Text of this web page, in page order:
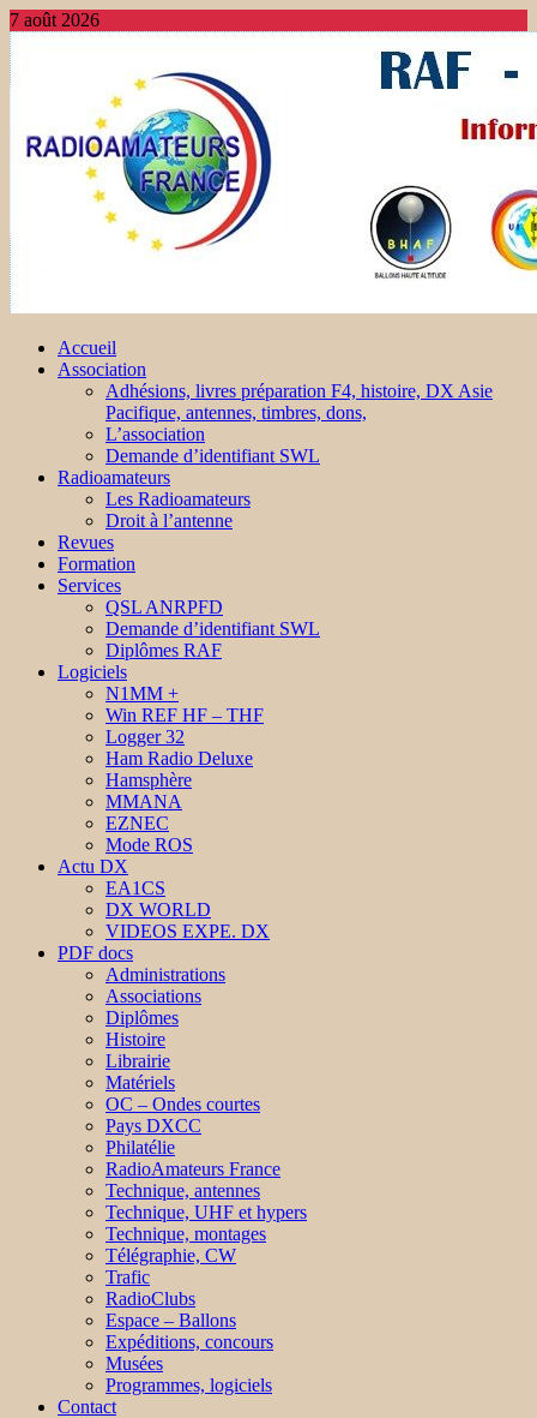
7 août 2026
Accueil
Association
Adhésions, livres préparation F4, histoire, DX Asie
Pacifique, antennes, timbres, dons,
L’association
Demande d’identifiant SWL
Radioamateurs
Les Radioamateurs
Droit à l’antenne
Revues
Formation
Services
QSL ANRPFD
Demande d’identifiant SWL
Diplômes RAF
Logiciels
N1MM +
Win REF HF – THF
Logger 32
Ham Radio Deluxe
Hamsphère
MMANA
EZNEC
Mode ROS
Actu DX
EA1CS
DX WORLD
VIDEOS EXPE. DX
PDF docs
Administrations
Associations
Diplômes
Histoire
Librairie
Matériels
OC – Ondes courtes
Pays DXCC
Philatélie
RadioAmateurs France
Technique, antennes
Technique, UHF et hypers
Technique, montages
Télégraphie, CW
Trafic
RadioClubs
Espace – Ballons
Expéditions, concours
Musées
Programmes, logiciels
Contact